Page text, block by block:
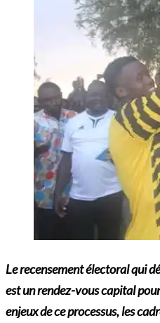
Le recensement électoral qui
est un rendez-vous capital
enjeux de ce processus, les